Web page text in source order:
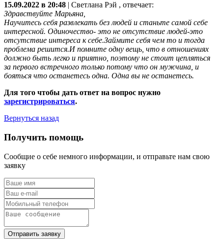
15.09.2022 в 20:48 Светлана Рэй , отвечает:
Здравствуйте Марьяна,
Научитесь себя развлекать без людей и станьте самой себе
интересной. Одиночество- это не отсутствие людей-это
отсутствие интереса к себе.Займите себя чем то и тогда
проблема решится.И помните одну вещь, что в отношениях
должно быть легко и приятно, поэтому не стоит цепляться
за первого встречного только потому что он мужчина, и
бояться что останетесь одна. Одна вы не останетесь.
Для того чтобы дать ответ на вопрос нужно
зарегистрироваться.
Вернуться назад
Получить помощь
Сообщие о себе немного информации, и отправьте нам свою
заявку
Отправить заявку